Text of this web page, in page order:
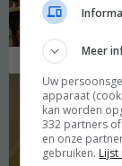
Meer
Uw
apparaat
kan worden
332 partners
en onze
gebruiken.